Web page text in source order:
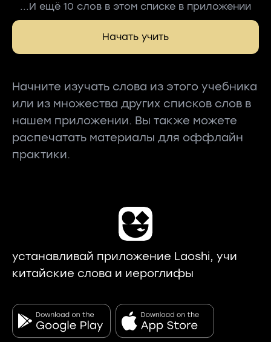
...И ещё 10 слов в этом списке в приложении
Начать учить
Начните изучать слова из этого учебника
или из множества других списков слов в
нашем приложении. Вы также можете
распечатать материалы для оффлайн
практики.
устанавливай приложение Laoshi, учи
китайские слова и иероглифы